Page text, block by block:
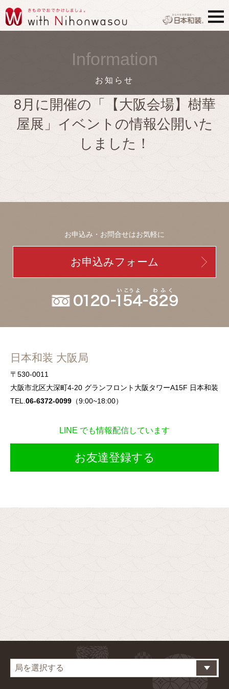
Information
お知らせ
8月に開催の「【大阪会場】樹華
屋展」イベントの情報公開いた
しました！
お申込み・お問合せはお気軽に
お申込みフォーム
日本和装 大阪局
〒530-0011
大阪市北区大深町4-20 グランフロント大阪タワーA15F 日本和装
TEL. 06-6372-0099 （9:00~18:00）
LINE でも情報配信しています
お友達登録する